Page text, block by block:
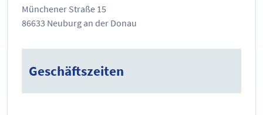
Münchener Straße 15
86633 Neuburg an der Donau
Geschäftszeiten